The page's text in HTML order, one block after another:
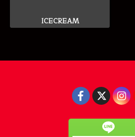
ICECREAM